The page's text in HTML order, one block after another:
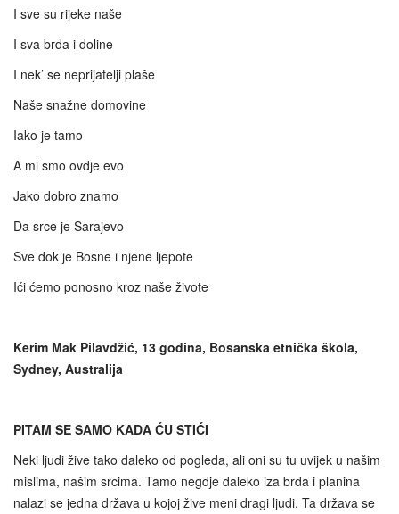
I sve su rijeke naše
I sva brda i doline
I nek’ se neprijatelji plaše
Naše snažne domovine
Iako je tamo
A mi smo ovdje evo
Jako dobro znamo
Da srce je Sarajevo
Sve dok je Bosne i njene ljepote
Ići ćemo ponosno kroz naše živote
Kerim Mak Pilavdžić, 13 godina, Bosanska etnička škola,
Sydney, Australija
PITAM SE SAMO KADA ĆU STIĆI
Neki ljudi žive tako daleko od pogleda, ali oni su tu uvijek u našim
mislima, našim srcima. Tamo negdje daleko iza brda i planina
nalazi se jedna država u kojoj žive meni dragi ljudi. Ta država se